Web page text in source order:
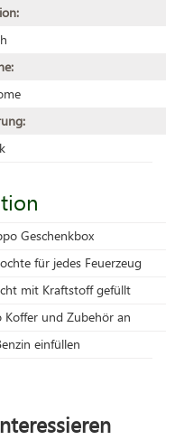
Geschenkbox
für jedes Feuerzeug
mit Kraftstoff gefüllt
und Zubehör an
einfüllen